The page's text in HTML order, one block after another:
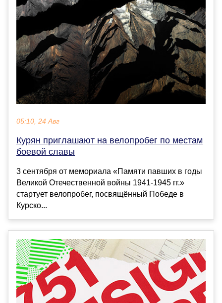
05:10, 24 Авг
Курян приглашают на велопробег по местам
боевой славы
3 сентября от мемориала «Памяти павших в годы
Великой Отечественной войны 1941-1945 гг.»
стартует велопробег, посвящённый Победе в
Курско...